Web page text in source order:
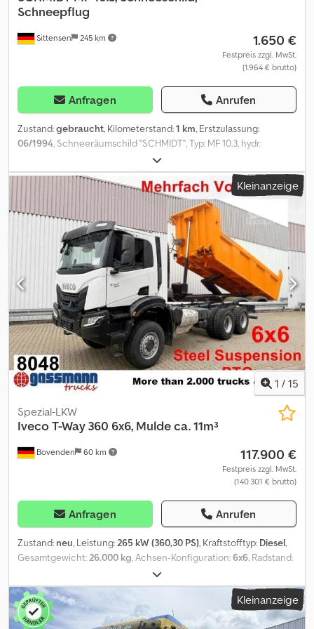
Sittensen 245 km
Schneepflug
1.650 €
Festpreis zzgl. MwSt.
(1.964 € brutto)
Anfragen Anrufen
Zustand:gebraucht, Kilometerstand:1 km, Erstzulassung:
06/1994, Schneeräumschild "SCHMIDT", Typ: MF 10.3, hydr.
schwenkbar links / rechts, inkl. Aufhängung, Fahrzeug kann mit
Werbung beklebt und/oder beschriftet sein Dkjdpfx Aovy Rhgsifer
PA1478
Kleinanzeige
1 / 15
Bovenden 60 km
Spezial-LKW
IvecoT-Way 360 6x6, Mulde ca. 11m³
117.900 €
Festpreis zzgl. MwSt.
(140.301 € brutto)
Anfragen Anrufen
Zustand: neu, Leistung: 265 kW (360,30 PS), Kraftstofftyp: Diesel,
Gesamtgewicht: 26.000 kg , Achsen-Konfiguration:6x6 , Radstand:
Motorbremsung
Fahrerhaus, Getriebetyp:Automatisch, Emissionsklasse:Euro6,
Federung:Blatt , Laderaumvolumen:11 m³,
Laderaumlänge:5.250 mm , Laderaumbreite: 2.300 mm,
Kleinanzeige